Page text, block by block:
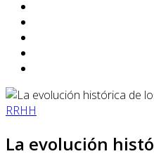
RRHH
La evolución